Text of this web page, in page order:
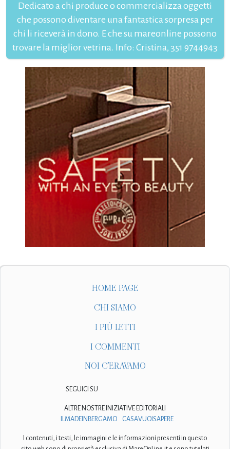
Dedicato a chi produce o commercializza oggetti
che possono diventare una fantastica sorpresa per
chi li riceverà in dono. E che su mareonline possono
trovare la miglior vetrina. Info: Cristina, 351 9744943
HOME PAGE
CHI SIAMO
I PIÙ LETTI
I COMMENTI
NOI C'ERAVAMO
SEGUICI SU
ALTRE NOSTRE INIZIATIVE EDITORIALI
ILMADEINBERGAMO
CASAVUOISAPERE
I contenuti, i testi, le immagini e le informazioni presenti in questo